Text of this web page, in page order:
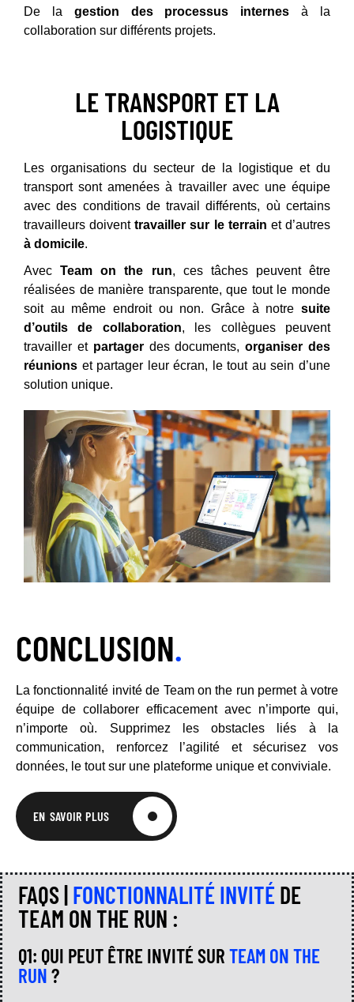
De la gestion des processus internes à la
collaboration sur différents projets.
LE TRANSPORT ET LA
LOGISTIQUE
Les organisations du secteur de la logistique et du
transport sont amenées à travailler avec une équipe
avec des conditions de travail différents, où certains
travailleurs doiventtravailler sur le terrain et d’autres
à domicile.
AvecTeam on the run, ces tâches peuvent être
réalisées de manière transparente, que tout le monde
soit au même endroit ou non. Grâce à notre suite
d’outils de collaboration, les collègues peuvent
travailler et partagerdes documents,organiser des
réunions et partager leur écran, le tout au sein d’une
solution unique.
CONCLUSION.
La fonctionnalité invité de Team on the run permet à votre
équipe de collaborer efficacement avec n’importe qui,
n’importe où. Supprimez les obstacles liés à la
communication, renforcez l’agilité et sécurisez vos
données, le tout sur une plateforme unique et conviviale.
EN SAVOIR PLUS
FAQS |FONCTIONNALITÉ INVITÉ DE
TEAM ON THE RUN :
Q1: QUI PEUT ÊTRE INVITÉ SUR TEAM ON THE
RUN ?